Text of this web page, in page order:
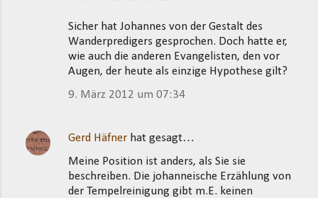
Sicher hat Johannes von der Gestalt des
Wanderpredigers gesprochen. Doch hatte er,
wie auch die anderen Evangelisten, den vor
Augen, der heute als einzige Hypothese gilt?
9. März 2012 um 07:34
Gerd Häfner hat gesagt…
Meine Position ist anders, als Sie sie
beschreiben. Die johanneische Erzählung von
der Tempelreinigung gibt m.E. keinen